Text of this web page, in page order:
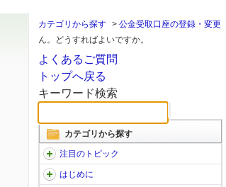
カテゴリから探す > 公金受取口座の登録・変更
ん。どうすればよいですか。
よくあるご質問
トップへ戻る
キーワード検索
カテゴリから探す
注目のトピック
はじめに